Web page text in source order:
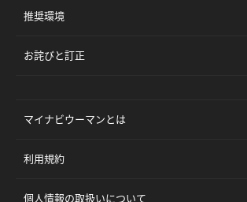
推奨環境
お詫びと訂正
マイナビウーマンとは
利用規約
個人情報の取扱いについて